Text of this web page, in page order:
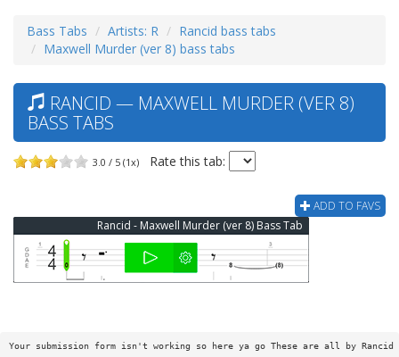
Bass Tabs Artists: R
Rancid bass tabs
Maxwell Murder (ver 8) bass tabs
RANCID — MAXWELL MURDER (VER 8)
BASS TABS
3.0 / 5 (1x) Rate this tab:
ADD TO FAVS
Rancid - Maxwell Murder (ver 8) Bass Tab
Your submission form isn't working so here ya go These are all by Rancid